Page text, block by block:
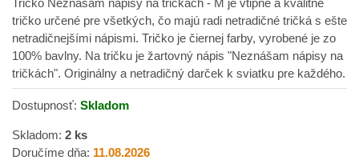
Tričko Neznášam nápisy na tričkách - M je vtipné a kvalitné
tričko určené pre všetkých, čo majú radi netradičné tričká s ešte
netradičnejšími nápismi. Tričko je čiernej farby, vyrobené je zo
100% bavlny. Na tričku je žartovný nápis "Neznášam nápisy na
tričkách". Originálny a netradičný darček k sviatku pre každého.
Dostupnosť: Skladom
Skladom: 2 ks
Doručíme dňa: 11.08.2026